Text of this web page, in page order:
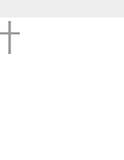
作品